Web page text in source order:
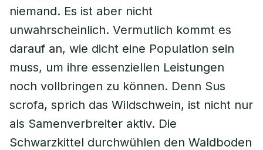
niemand. Es ist aber nicht
unwahrscheinlich. Vermutlich kommt es
darauf an, wie dicht eine Population sein
muss, um ihre essenziellen Leistungen
noch vollbringen zu können. Denn Sus
scrofa, sprich das Wildschwein, ist nicht nur
als Samenverbreiter aktiv. Die
Schwarzkittel durchwühlen den Waldboden